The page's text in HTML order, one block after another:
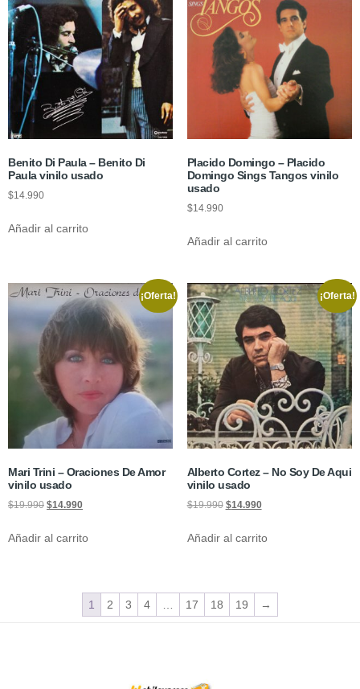
Benito Di Paula – Benito Di
Paula vinilo usado
$14.990
Añadir al carrito
Placido Domingo – Placido
Domingo Sings Tangos vinilo
usado
$14.990
Añadir al carrito
¡Oferta!
Mari Trini – Oraciones De Amor
vinilo usado
$19.990 $14.990
Añadir al carrito
¡Oferta!
Alberto Cortez – No Soy De Aqui
vinilo usado
$19.990 $14.990
Añadir al carrito
1 2 3 4 17 18 19 →